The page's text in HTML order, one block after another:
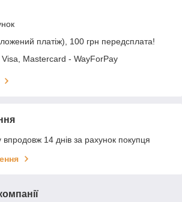
платіж), 100 грн передсплата!
Mastercard - WayForPay
14 днів за рахунок покупця